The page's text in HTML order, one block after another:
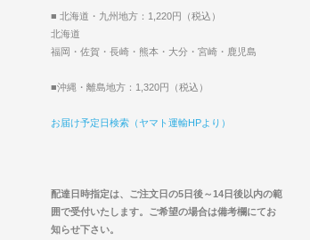
■ 北海道・九州地方：1,220円（税込）
北海道
福岡・佐賀・長崎・熊本・大分・宮崎・鹿児島
■沖縄・離島地方：1,320円（税込）
お届け予定日検索（ヤマト運輸HPより）
配達日時指定は、ご注文日の5日後～14日後以内の範
囲で受付いたします。ご希望の場合は備考欄にてお
知らせ下さい。